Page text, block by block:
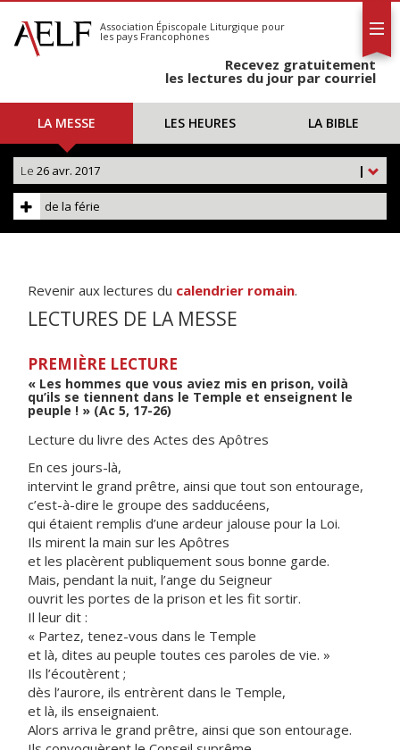
S'abonner
Calendrier
Association Épiscopale Liturgique pour
les pays Francophones
Recevez gratuitement
les lectures du jour par courriel
LA MESSE LES HEURES LA BIBLE
|
Le 26 avr. 2017
de la férie
Revenir aux lectures du calendrier romain.
LECTURES DE LA MESSE
PREMIÈRE LECTURE
« Les hommes que vous aviez mis en prison, voilà
qu’ils se tiennent dans le Temple et enseignent le
peuple ! » (Ac 5, 17-26)
Lecture du livre des Actes des Apôtres
En ces jours-là,
intervint le grand prêtre, ainsi que tout son entourage,
c’est-à-dire le groupe des sadducéens,
qui étaient remplis d’une ardeur jalouse pour la Loi.
Ils mirent la main sur les Apôtres
et les placèrent publiquement sous bonne garde.
Mais, pendant la nuit, l’ange du Seigneur
ouvrit les portes de la prison et les fit sortir.
Il leur dit :
« Partez, tenez-vous dans le Temple
et là, dites au peuple toutes ces paroles de vie. »
Ils l’écoutèrent ;
dès l’aurore, ils entrèrent dans le Temple,
et là, ils enseignaient.
Alors arriva le grand prêtre, ainsi que son entourage.